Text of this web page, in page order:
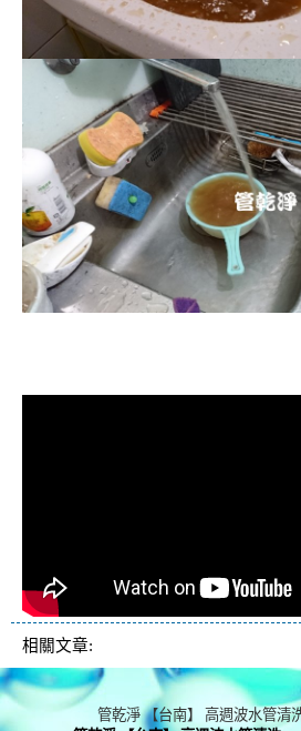
相關文章:
管乾淨 【台南】 高週波水管清